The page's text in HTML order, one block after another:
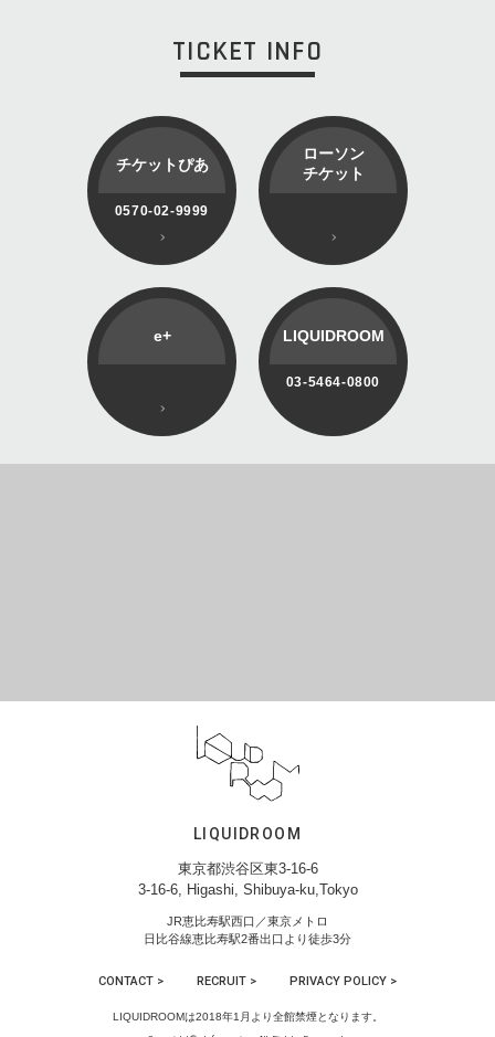
TICKET INFO
チケットぴあ
0570-02-9999
ローソン
チケット
e+ LIQUIDROOM
03-5464-0800
LIQUIDROOM
東京都渋谷区東3-16-6
3-16-6, Higashi, Shibuya-ku,Tokyo
JR恵比寿駅西口／東京メトロ
日比谷線恵比寿駅2番出口より徒歩3分
CONTACT > RECRUIT > PRIVACY POLICY >
LIQUIDROOMは2018年1月より全館禁煙となります。